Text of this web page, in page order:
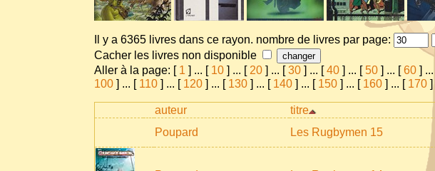
Il y a 6365 livres dans ce rayon. nombre de livres par page:
Cacher les livres non disponible
Aller à la page: [ 1 ] ... [ 10 ] ... [ 20 ] ... [30 ] ... [40 ] ... [ 50 ] ... [60 ] ...
100 ] ... [ 110 ] ... [ 120 ] ... [ 130 ] ... [ 140 ] ... [ 150 ] ... [ 160 ] ... [ 170 ]
auteur titre
Poupard
Les Rugbymen 15